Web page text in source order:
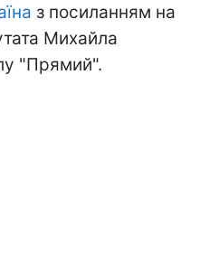
з посиланням на
Михайла
"Прямий".